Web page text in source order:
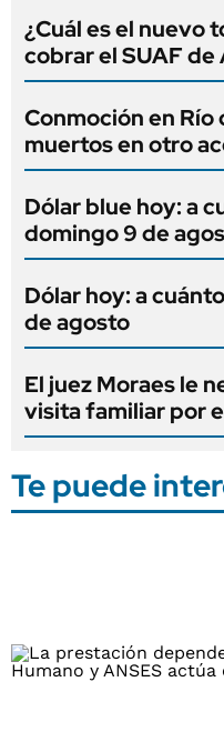
¿Cuál es el nuevo
cobrar el SUAF de
Conmoción en
muertos en otro
Dólar blue hoy: a
domingo 9 de
Dólar hoy: a
de agosto
El juez Moraes le
visita familiar por
Te puede